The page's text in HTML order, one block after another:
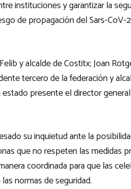
instituciones y garantizar la
de propagación del Sars-CoV-
y alcalde de Costitx; Joan
tercero de la federación y
presente el director
su inquietud ante la
que no respeten las medidas
coordinada para que las
normas de seguridad.